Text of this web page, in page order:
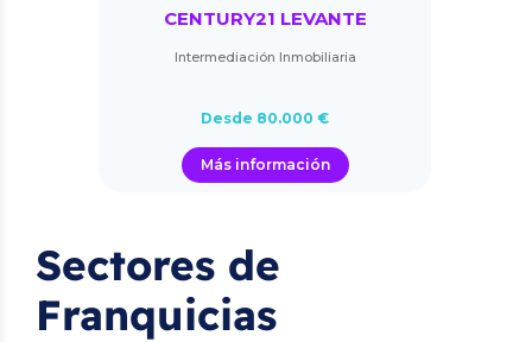
CENTURY21 LEVANTE
Intermediación Inmobiliaria
Desde 80.000 €
Más información
Sectores de
Franquicias